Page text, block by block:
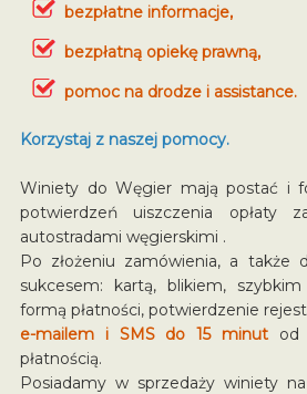
bezpłatne informacje,
bezpłatną opiekę prawną,
pomoc na drodze i assistance.
Korzystaj z naszej pomocy.
Winiety do Węgier mają postać i
potwierdzeń uiszczenia opłaty
autostradami węgierskimi .
Po złożeniu zamówienia, a także
sukcesem: kartą, blikiem,
formą płatności, potwierdzenie
e-mailem i SMS do 15 minutod
płatnością.
Posiadamy w sprzedaży winiety